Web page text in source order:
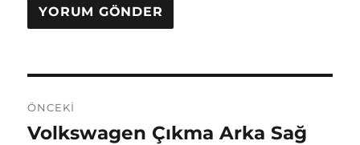
gezinmesi
ÖNCEKI
Önceki
Volkswagen Çıkma Arka Sağ